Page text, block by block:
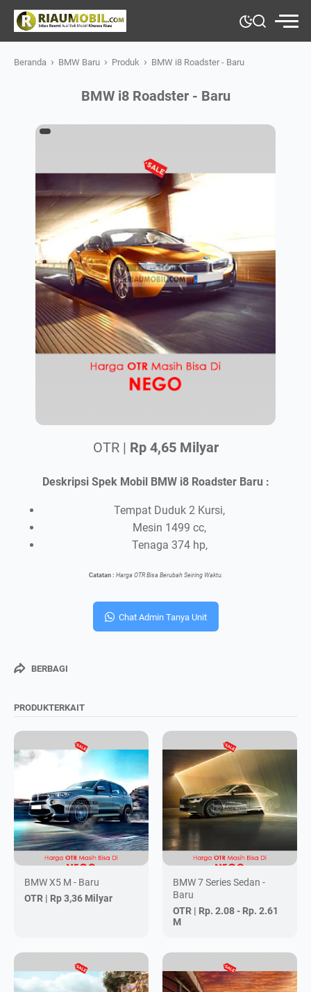
Beranda › BMW Baru › Produk › BMW i8 Roadster - Baru
BMW i8 Roadster - Baru
OTR | Rp 4,65 Milyar
Deskripsi Spek Mobil BMW i8 Roadster Baru :
Tempat Duduk 2 Kursi,
Mesin 1499 cc,
Tenaga 374 hp,
Catatan : Harga OTR Bisa Berubah Seiring Waktu.
Chat Admin Tanya Unit
BERBAGI
PRODUKTERKAIT
BMW X5 M - Baru
OTR | Rp 3,36 Milyar
BMW 7 Series Sedan -
Baru
OTR | Rp. 2.08 - Rp. 2.61
M